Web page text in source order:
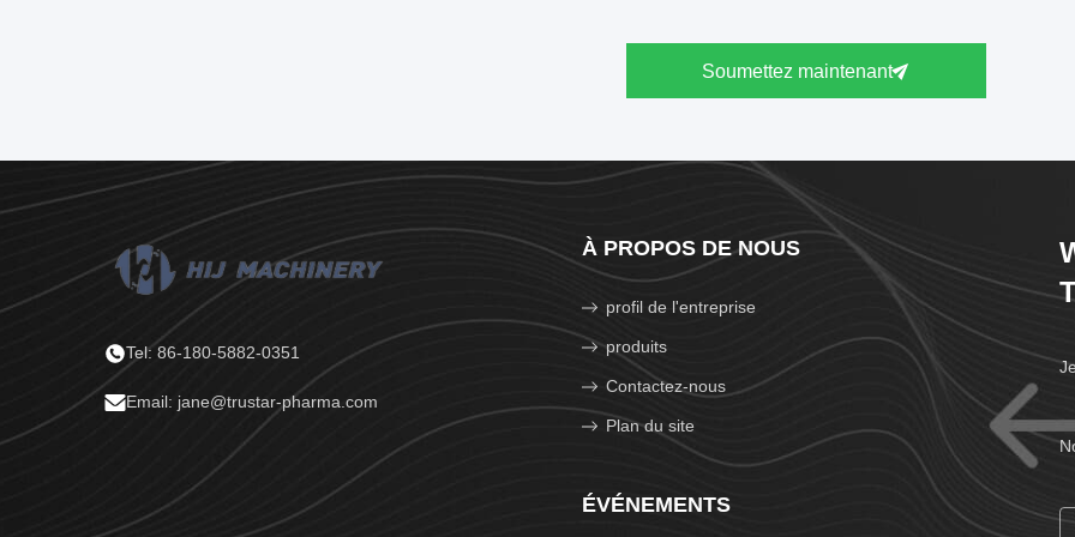
Soumettez maintenant
Tel: 86-180-5882-0351
Email: jane@trustar-pharma.com
À PROPOS DE NOUS
profil de l'entreprise
produits
Contactez-nous
Plan du site
ÉVÉNEMENTS